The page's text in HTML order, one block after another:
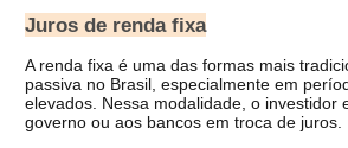
Juros de renda fixa
A renda fixa é uma das formas mais
passiva no Brasil, especialmente em
elevados. Nessa modalidade, o investidor
governo ou aos bancos em troca de juros.